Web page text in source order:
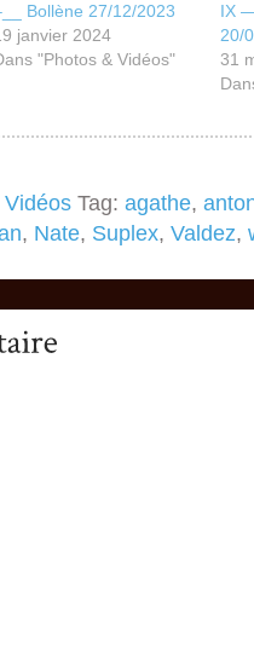
Bollène 27/12/2023
janvier 2024
"Photos & Vidéos"
IX
20/
31
Vidéos Tag: agathe,
, Nate, Suplex, Valdez,